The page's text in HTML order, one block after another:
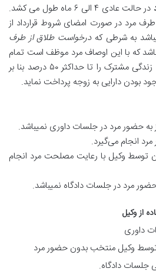
در حالت عادی ۴ الی ۶ ماه طول می کشد.
طرف مرد در صورت امضای شروط قرارداد از
به شرطی کهدرخواست طلاق از طرف
که با این اوصاف مرد موظف است تمام
دارایی به دست آمده در طول زندگی مشترک را تا حداکثر ۵۰ درصد بنا بر
بودن دارایی به زوجه پرداخت نماید.
به حضور مرد در جلسات داوری نمیباشد.
انجام می‌گیرد.
وکیل با رعایت مصلحت مرد انجام
مرد در جلسات دادگاه نمیباشد.
از وکیل
داوری
وکیل منتخب بدون حضور مرد
جلسات دادگاه.